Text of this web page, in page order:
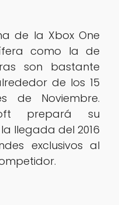
de la Xbox One
como la de
son bastante
de los 15
de Noviembre.
prepará su
llegada del 2016
exclusivos al